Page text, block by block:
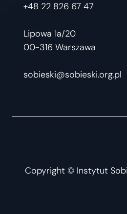
+48 22 826 67 47
Lipowa 1a/20
00-316 Warszawa
sobieski@sobieski.org.pl
Copyright © Instytut